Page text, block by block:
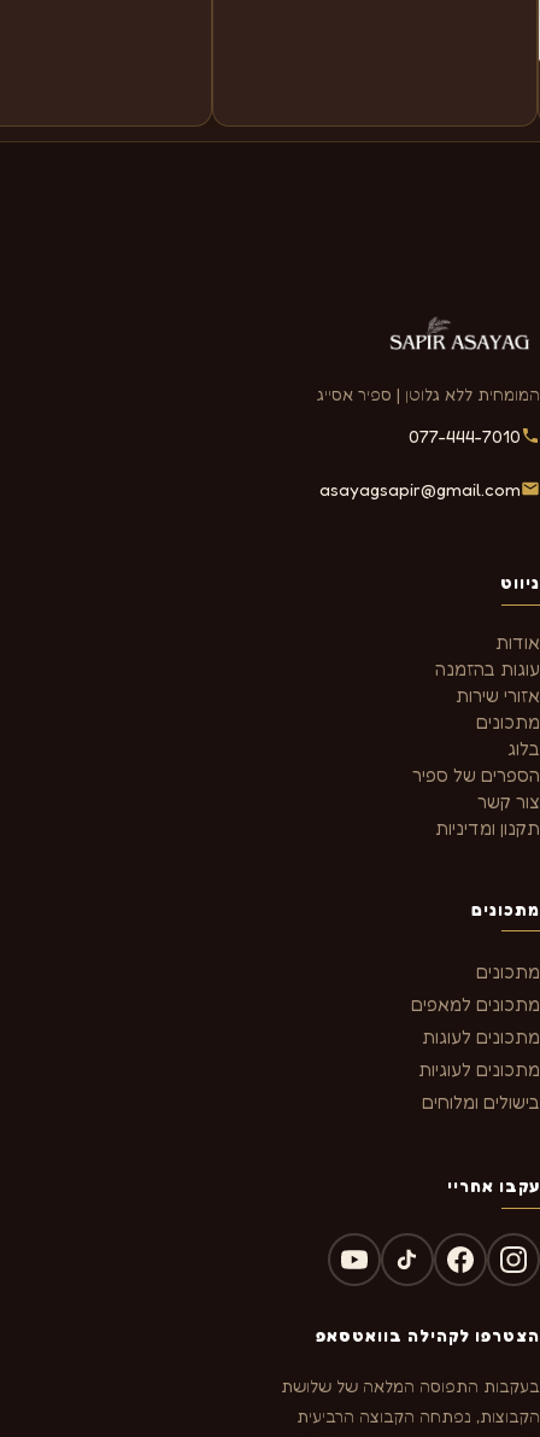
המומחית ללא גלוטן | ספיר אסייג
077-444-7010
asayagsapir@gmail.com
ניווט
אודות
עוגות בהזמנה
אזורי שירות
מתכונים
בלוג
הספרים של ספיר
צור קשר
תקנון ומדיניות
מתכונים
מתכונים
מתכונים למאפים
מתכונים לעוגות
מתכונים לעוגיות
בישולים ומלוחים
עקבו אחריי
הצטרפו לקהילה בוואטסאפ
בעקבות התפוסה המלאה של שלושת
הקבוצות, נפתחה הקבוצה הרביעית